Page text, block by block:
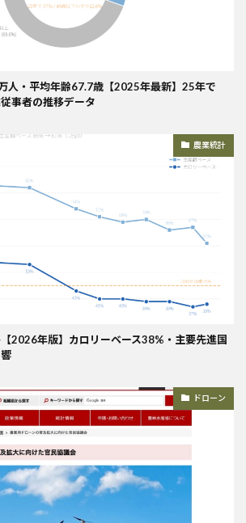
人・平均年齢67.7歳【2025年最新】25年で
事者の推移データ
農業統計
2026年版】カロリーベース38%・主要先進国
ドローン